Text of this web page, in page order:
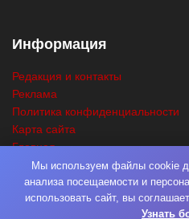
Информация
Редакция и контакты
Реклама
Политика конфиденциальности
Карта сайта
Главная
ПоискМы используем файлы cookie
анализа посещаемости и
использовать сайт, вы
Узнать